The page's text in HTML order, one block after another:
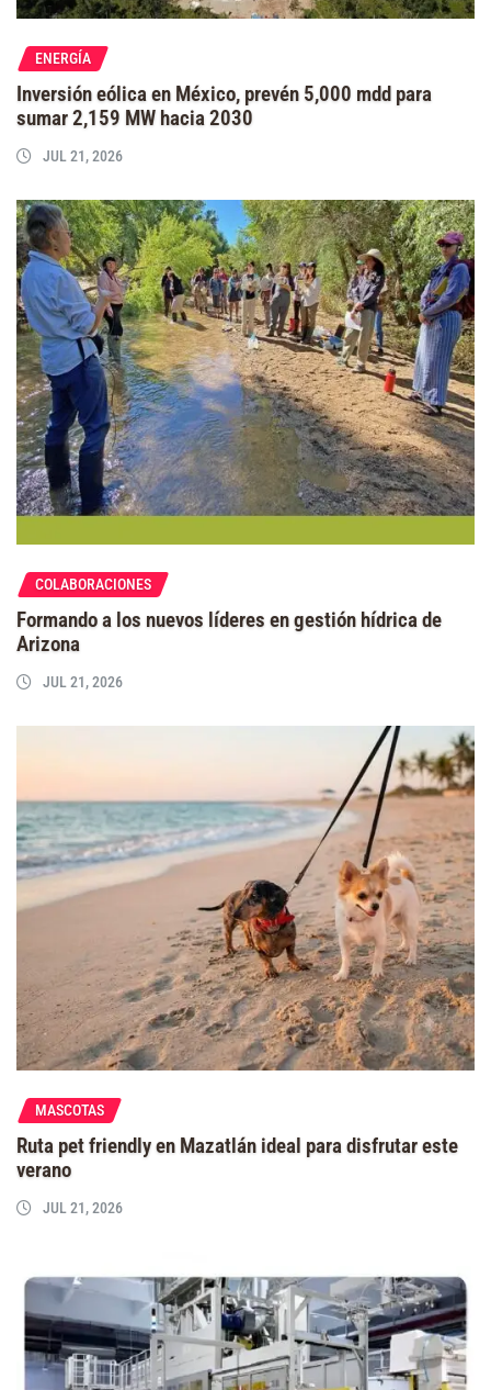
ENERGÍA
Inversión eólica en México, prevén 5,000 mdd para
sumar 2,159 MW hacia 2030
JUL 21, 2026
COLABORACIONES
Formando a los nuevos líderes en gestión hídrica de
Arizona
JUL 21, 2026
MASCOTAS
Ruta pet friendly en Mazatlán ideal para disfrutar este
verano
JUL 21, 2026